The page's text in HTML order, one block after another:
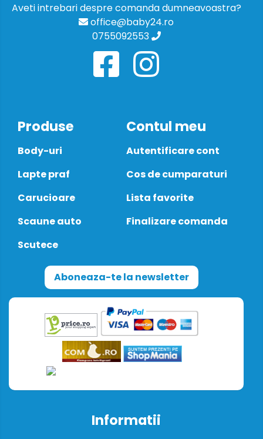
Aveti intrebari despre comanda dumneavoastra?
office@baby24.ro
0755092553
Produse
Body-uri
Lapte praf
Carucioare
Scaune auto
Scutece
Contul meu
Autentificare cont
Cos de cumparaturi
Lista favorite
Finalizare comanda
Aboneaza-te la newsletter
Informatii